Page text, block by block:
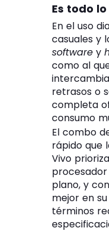
Es todo
En el uso
casuales y
software y
como al
retrasos o
completa
consumo
El combo
rápido que
Vivo
plano, y
mejor en
términos